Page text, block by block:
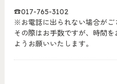
☎︎017-765-3102
※お電話に出られない場合がご
その際はお手数ですが、時間
ようお願いいたします。